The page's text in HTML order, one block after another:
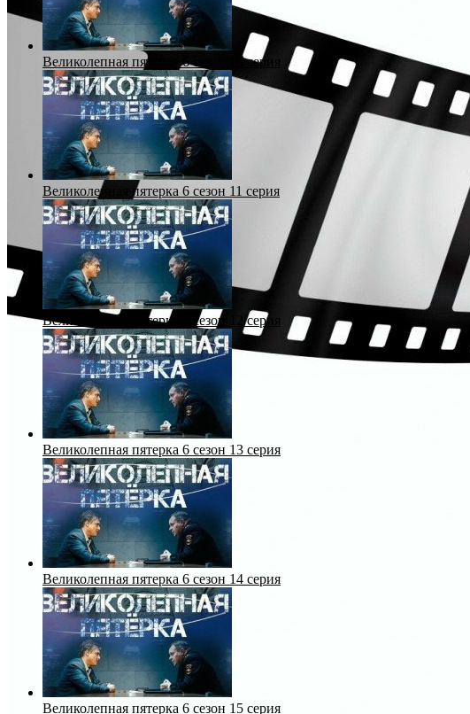
Великолепная пятерка 6 сезон 10 серия
Великолепная пятерка 6 сезон 11 серия
Великолепная пятерка 6 сезон 12 серия
Великолепная пятерка 6 сезон 13 серия
Великолепная пятерка 6 сезон 14 серия
Великолепная пятерка 6 сезон 15 серия